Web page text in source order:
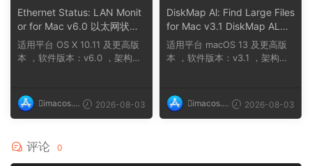
Ethernet Status: LAN Monit
or for Mac v6.0 以太网状
态：LAN 监控
适用平台 OS X 10.11 及更高版
本 ，软件版本：v6.0 ，架构：
imacos.t
op
2026-08-03
DiskMap Al: Find Large Files
for Mac v3.1 DiskMap AL：
查找大文件
适用平台 macOS 13 及更高版
本 ，软件版本：v3.1 ，架构：A
imacos.t
op
2026-08-03
评论 0